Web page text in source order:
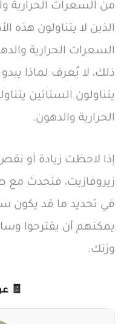
من السعرات الحرارية
الذين لا يتناولون هذه
السعرات الحرارية
ذلك، لا يُعرف لماذا
يتناولون الستاتين
الحرارية والدهون.
إذا لاحظت زيادة أو
زيروفازيت، فتحدث
في تحديد ما قد يكون
يمكنهم أن يقترحوا
وزنك.
🧾